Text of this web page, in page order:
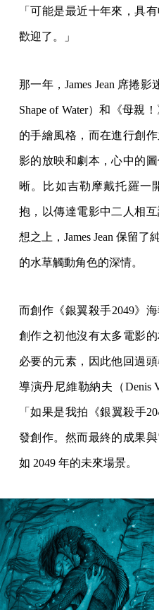
「可能是最近十年來，具
歡迎了。」
那一年，James Jean 席捲
Shape of Water）和《母親
的手繪風格，而在進行創
影的放映和劇本，心中的
晰。比如吉勒摩戴托羅一
抱，以傳達電影中二人相
想之上，James Jean 保留
的水草觸動角色的深情。
而創作《銀翼殺手2049》
創作之初他沒有太多電影
必要的元素，因此他回過
導演丹尼維勒納夫（Denis
「如果是我拍《銀翼殺手
發創作。然而最終的成果
如 2049 年的未來場景。